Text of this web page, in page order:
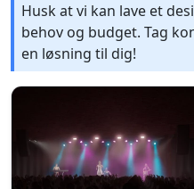
Husk at vi kan lave et
behov og budget. Tag
en løsning til dig!